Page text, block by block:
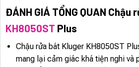
ĐÁNH GIÁ TỔNG QUAN
KH8050ST Plus
Chậu rửa bát Kluger KH8050ST
mang lại cảm giác khá tiện nghi và